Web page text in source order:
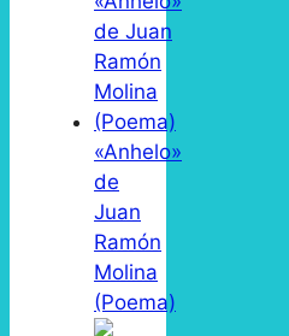
«Anhelo»
de
Juan
Ramón
Molina
(Poema)